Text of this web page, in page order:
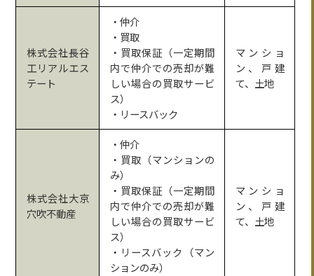
株式会社長谷
工リアルエス
テート
・仲介
・買取
・買取保証（一定期間
内で仲介での売却が難
しい場合の買取サービ
ス）
・リースバック
マンショ
ン、戸建
て、土地
株式会社大京
穴吹不動産
・仲介
・買取（マンションの
み）
・買取保証（一定期間
内で仲介での売却が難
しい場合の買取サービ
ス）
・リースバック（マン
ションのみ）
マンショ
ン、戸建
て、土地